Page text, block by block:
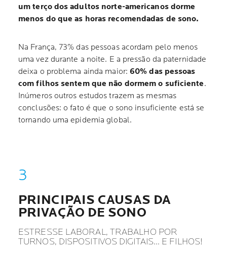
um terço dos adultos norte-americanos dorme
menos do que as horas recomendadas de sono.
Na França, 73% das pessoas acordam pelo menos
uma vez durante a noite. E a pressão da paternidade
deixa o problema ainda maior:60% das pessoas
com filhos sentem que não dormem o suficiente.
Inúmeros outros estudos trazem as mesmas
conclusões: o fato é que o sono insuficiente está se
tornando uma epidemia global.
PRINCIPAIS CAUSAS DA
PRIVAÇÃO DE SONO
ESTRESSE LABORAL, TRABALHO POR
TURNOS, DISPOSITIVOS DIGITAIS… E FILHOS!